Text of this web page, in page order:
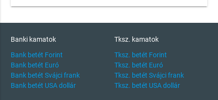
Banki kamatok
Bank betét Forint
Bank betét Euró
Bank betét Svájci frank
Bank betét USA dollár
Tksz. kamatok
Tksz. betét Forint
Tksz. betét Euró
Tksz. betét Svájci frank
Tksz. betét USA dollár